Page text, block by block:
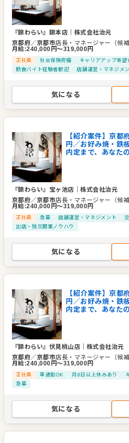
『錦わらい』錦本店
株式会社治元
京都府／京都市店長・マネージャー（候補
月給:240,000 円〜319,000円
正社員 社会保険完備
キャリアアップ希望
飲食バイト経験者歓迎
店舗運営・マネジメ
気になる
【紹介案件】京
円／お好み焼・鉄
内定まで、あなた
『錦わらい』宝ヶ池店 ｜株式会社治元
京都府／京都市店長・マネージャー（候補
月給:240,000 円〜319,000円
正社員 急募 店舗運営・マネジメント
出店・独立開業ノウハウ
気になる
【紹介案件】京
円／お好み焼・鉄
内定まで、あなた
『錦わらい』伏見桃山店
株式会社治元
京都府／京都市店長・マネージャー（候補
月給:240,000 円〜319,000円
正社員 車通勤OK 月8日以上休みあり
急募
気になる